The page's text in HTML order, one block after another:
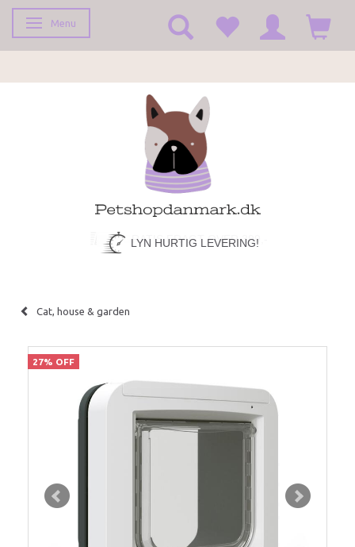
Toggle navigation
Menu
LYN HURTIG LEVERING!
Cat, house & garden
27% OFF